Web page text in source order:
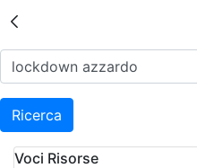
Risultati
Ricerca
Voci Risorse